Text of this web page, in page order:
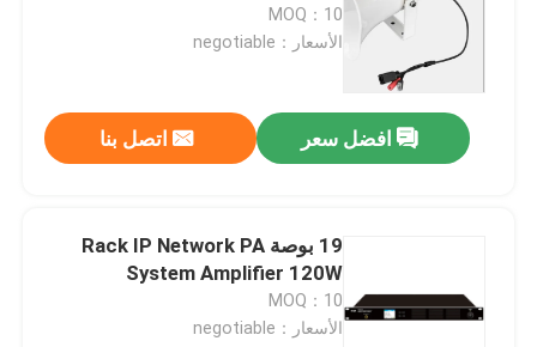
MOQ：10
الأسعار：negotiable
افضل سعر اتصل بنا
19 بوصة Rack IP Network PA
System Amplifier 120W
MOQ：10
الأسعار：negotiable